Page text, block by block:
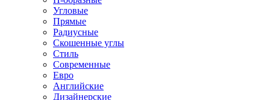
Угловые
Прямые
Радиусные
Скошенные углы
Стиль
Современные
Евро
Английские
Дизайнерские